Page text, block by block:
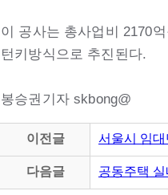
이 공사는 총사업비 2170
턴키방식으로 추진된다.
봉승권기자 skbong@
이전글 서울시 임
다음글 공동주택